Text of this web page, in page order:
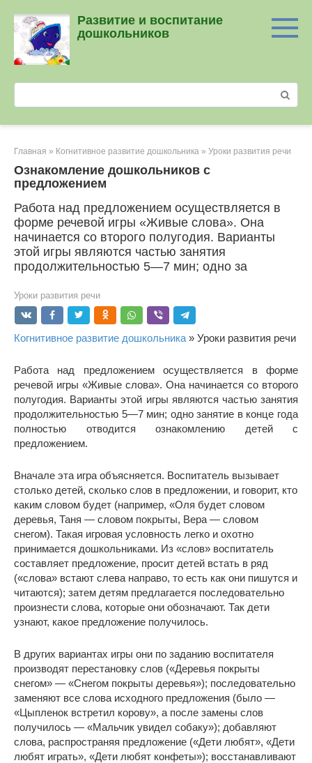
контенту
Развитие и воспитание
дошкольников
Главная » Когнитивное развитие дошкольника » Уроки развития речи
Ознакомление дошкольников с
предложением
Работа над предложением осуществляется в
форме речевой игры «Живые слова». Она
начинается со второго полугодия. Варианты
этой игры являются частью занятия
продолжительностью 5—7 мин; одно за
Уроки развития речи
Когнитивное развитие дошкольника » Уроки развития речи
Работа над предложением осуществляется в форме
речевой игры «Живые слова». Она начинается со второго
полугодия. Варианты этой игры являются частью занятия
продолжительностью 5—7 мин; одно занятие в конце года
полностью отводится ознакомлению детей с
предложением.
Вначале эта игра объясняется. Воспитатель вызывает
столько детей, сколько слов в предложении, и говорит, кто
каким словом будет (например, «Оля будет словом
деревья, Таня — словом покрыты, Вера — словом
снегом). Такая игровая условность легко и охотно
принимается дошкольниками. Из «слов» воспитатель
составляет предложение, просит детей встать в ряд
(«слова» встают слева направо, то есть как они пишутся и
читаются); затем детям предлагается последовательно
произнести слова, которые они обозначают. Так дети
узнают, какое предложение получилось.
В других вариантах игры они по заданию воспитателя
производят перестановку слов («Деревья покрыты
снегом» — «Снегом покрыты деревья»); последовательно
заменяют все слова исходного предложения (было —
«Цыпленок встретил корову», а после замены слов
получилось — «Мальчик увидел собаку»); добавляют
слова, распространяя предложение («Дети любят», «Дети
любят играть», «Дети любят конфеты»); восстанавливают